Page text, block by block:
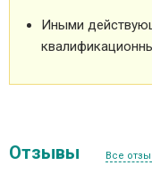
Иными
Отзывы Все